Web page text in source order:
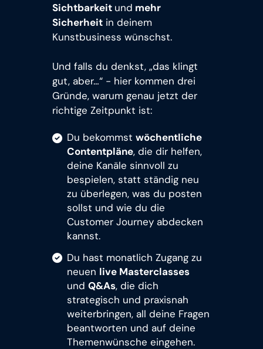
Sichtbarkeit und mehr
Sicherheitin deinem
Kunstbusiness wünschst.
Und falls du denkst, „das klingt
gut, aber…“ - hier kommen drei
Gründe, warum genau jetzt der
richtige Zeitpunkt ist:
Du bekommstwöchentliche
Contentpläne, die dir helfen,
deine Kanäle sinnvoll zu
bespielen, statt ständig neu
zu überlegen, was du posten
sollst und wie du die
Customer Journey abdecken
kannst.
Du hast monatlich Zugang zu
neuen live Masterclasses
undQ&As, die dich
strategisch und praxisnah
weiterbringen, all deine Fragen
beantworten und auf deine
Themenwünsche eingehen.